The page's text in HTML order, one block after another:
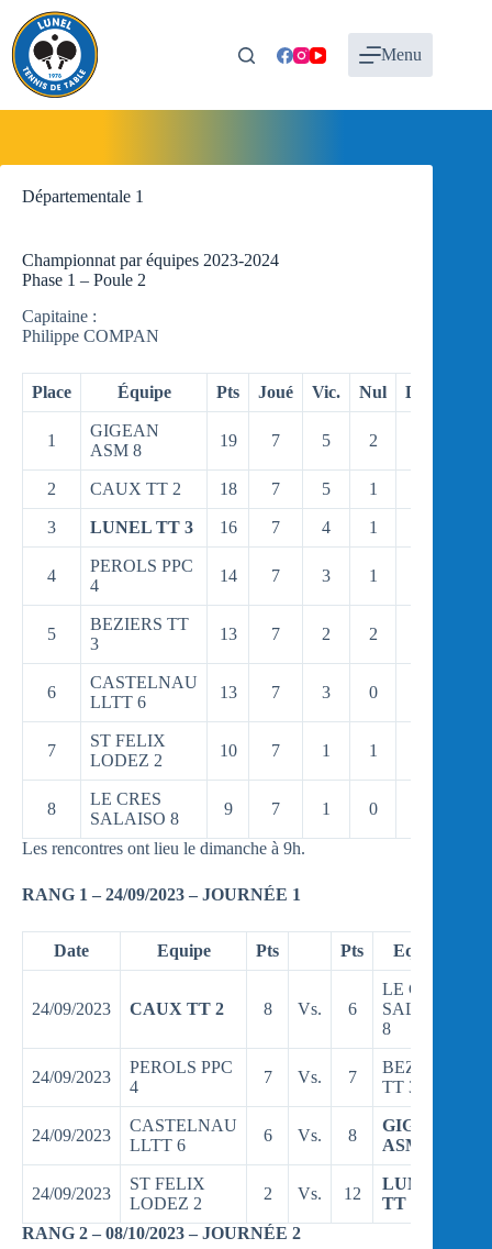
contenu
Menu
Départementale 1
Championnat par équipes 2023-2024
Phase 1 – Poule 2
Capitaine :
Philippe COMPAN
Place Équipe Pts Joué Vic. Nul Déf.
1
GIGEAN
ASM 8
19 7 5 2
2 CAUX TT 2 18 7 5 1
3 LUNEL TT 3 16 7 4 1
4
PEROLS PPC
4
14 7 3 1
5
BEZIERS TT
3
13 7 2 2
6
CASTELNAU
LLTT 6
13 7 3 0
7
ST FELIX
LODEZ 2
10 7 1 1
8
LE CRES
SALAISO 8
9 7 1 0
Les rencontres ont lieu le dimanche à 9h.
RANG 1 – 24/09/2023 – JOURNÉE 1
Date Equipe Pts Pts Equipe
24/09/2023 CAUX TT 2 8 Vs. 6
LE CRES
SALAISO
8
24/09/2023
PEROLS PPC
4
7 Vs. 7
BEZIERS
TT 3
24/09/2023
CASTELNAU
LLTT 6
6 Vs. 8
GIGEAN
ASM 8
24/09/2023
ST FELIX
LODEZ 2
2 Vs. 12
LUNEL
TT 3
RANG 2 – 08/10/2023 – JOURNÉE 2